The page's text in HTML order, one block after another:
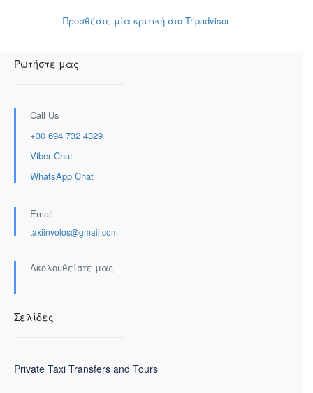
Προσθέστε μία κριτική στο Tripadvisor
Ρωτήστε μας
Call Us
+30 694 732 4329
Viber Chat
WhatsApp Chat
Email
taxiinvolos@gmail.com
Ακολουθείστε μας
Σελίδες
Private Taxi Transfers and Tours